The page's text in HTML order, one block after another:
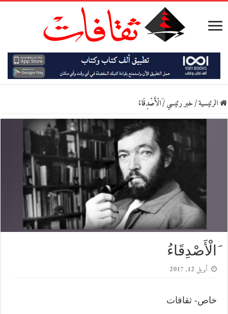
الرئيسية/خبر رئيسي/َالْأَصْدِقَاءُ
َالْأَصْدِقَاءُ
أبريل 12, 2017
خاص- ثقافات